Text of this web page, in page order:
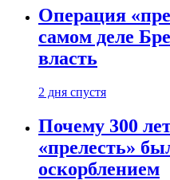
Операция
самом деле
власть
2 дня спустя
Почему 300
«прелесть»
оскорблением